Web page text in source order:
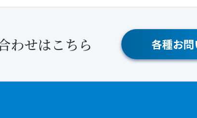
わせはこちら 各種お